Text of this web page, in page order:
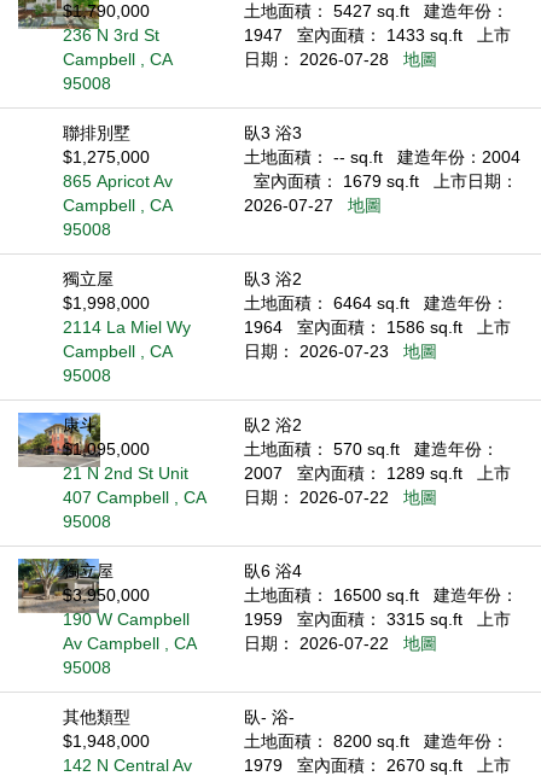
$1,790,000
236 N 3rd St
Campbell , CA
95008
土地面積： 5427 sq.ft
建造年份：
1947
室內面積： 1433 sq.ft
上市
日期： 2026-07-28
地圖
聯排別墅
$1,275,000
865 Apricot Av
Campbell , CA
95008
臥3 浴3
土地面積： -- sq.ft
建造年份：2004
室內面積： 1679 sq.ft
上市日期：
2026-07-27
地圖
獨立屋
$1,998,000
2114 La Miel Wy
Campbell , CA
95008
臥3 浴2
土地面積： 6464 sq.ft
建造年份：
1964
室內面積： 1586 sq.ft
上市
日期： 2026-07-23
地圖
康斗
$1,095,000
21 N 2nd St Unit
407 Campbell , CA
95008
臥2 浴2
土地面積： 570 sq.ft
建造年份：
2007
室內面積： 1289 sq.ft
上市
日期： 2026-07-22
地圖
獨立屋
$3,950,000
190 W Campbell
Av Campbell , CA
95008
臥6 浴4
土地面積： 16500 sq.ft
建造年份：
1959
室內面積： 3315 sq.ft
上市
日期： 2026-07-22
地圖
其他類型
$1,948,000
142 N Central Av
臥- 浴-
土地面積： 8200 sq.ft
建造年份：
1979
室內面積： 2670 sq.ft
上市